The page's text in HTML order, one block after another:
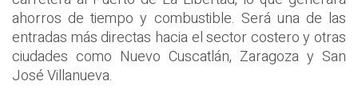
ahorros de tiempo y combustible. Será una de las
entradas más directas hacia el sector costero y otras
ciudades como Nuevo Cuscatlán, Zaragoza y San
José Villanueva.